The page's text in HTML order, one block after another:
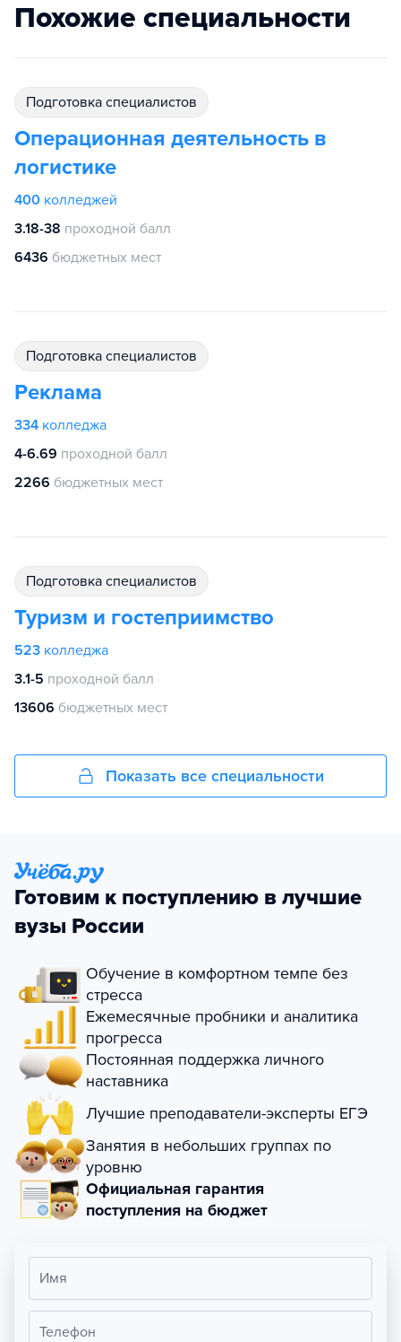
Похожие специальности
подготовка специалистов
Операционная деятельность в
логистике
400 колледжей
3.18-38 проходной балл
6436 бюджетных мест
подготовка специалистов
Реклама
334 колледжа
4-6.69 проходной балл
2266 бюджетных мест
подготовка специалистов
Туризм и гостеприимство
523 колледжа
3.1-5 проходной балл
13606 бюджетных мест
Показать все специальности
Готовим к поступлению в лучшие
вузы России
Обучение в комфортном темпе без
стресса
Ежемесячные пробники и аналитика
прогресса
Постоянная поддержка личного
наставника
Лучшие преподаватели-эксперты ЕГЭ
Занятия в небольших группах по
уровню
Официальная гарантия
поступления на бюджет
Имя
Телефон